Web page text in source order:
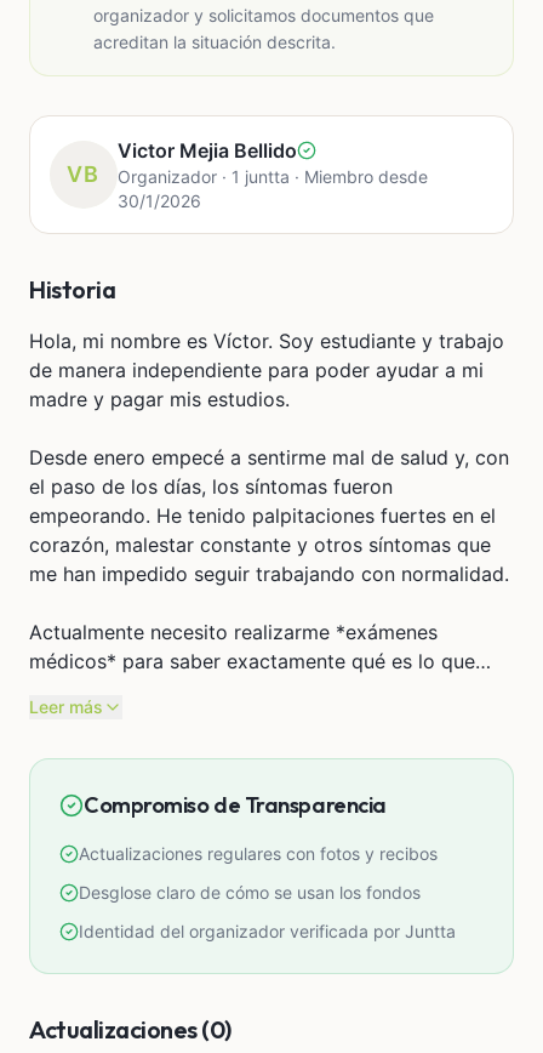
organizador y solicitamos documentos que
acreditan la situación descrita.
VB
Victor Mejia Bellido
Organizador · 1 juntta · Miembro desde
30/1/2026
Historia
Hola, mi nombre es Víctor. Soy estudiante y trabajo
de manera independiente para poder ayudar a mi
madre y pagar mis estudios.
Desde enero empecé a sentirme mal de salud y, con
el paso de los días, los síntomas fueron
empeorando. He tenido palpitaciones fuertes en el
corazón, malestar constante y otros síntomas que
me han impedido seguir trabajando con normalidad.
Actualmente necesito realizarme *exámenes
médicos* para saber exactamente qué es lo que
Lamentablemente, por mi situación económica, no
gastos.
para:
* Exámenes médicos
* Medicación (según lo que indiquen los doctores)
Agradezco de corazón cualquier apoyo, ya que esto
Leer más
Compromiso de Transparencia
Actualizaciones regulares con fotos y recibos
Desglose claro de cómo se usan los fondos
Identidad del organizador verificada por Juntta
Actualizaciones (0)